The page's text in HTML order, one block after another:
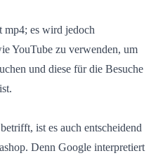
mp4; es wird jedoch
YouTube zu verwenden, um
und diese für die Besuche
betrifft, ist es auch entscheidend
Denn Google interpretiert